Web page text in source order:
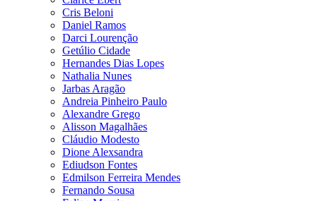
Cris Beloni
Daniel Ramos
Darci Lourenção
Getúlio Cidade
Hernandes Dias Lopes
Nathalia Nunes
Jarbas Aragão
Andreia Pinheiro Paulo
Alexandre Grego
Alisson Magalhães
Cláudio Modesto
Dione Alexsandra
Ediudson Fontes
Edmilson Ferreira Mendes
Fernando Sousa